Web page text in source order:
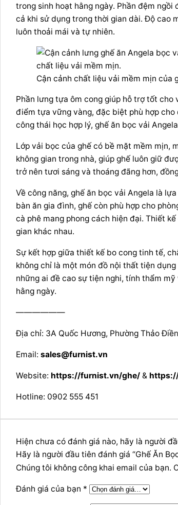
trong sinh hoạt hằng ngày. Phần đệm
cả khi sử dụng trong thời gian dài. Độ cao
luôn thoải mái và tự nhiên.
Cận cảnh chất liệu vải mềm mịn của
Phần lưng tựa ôm cong giúp hỗ trợ tốt cho
điểm tựa vững vàng, đặc biệt phù hợp
công thái học hợp lý, ghế ăn bọc vải
Lớp vải bọc của ghế có bề mặt mềm mịn,
không gian trong nhà, giúp ghế luôn giữ
trở nên tươi sáng và thoáng đãng hơn,
Về công năng, ghế ăn bọc vải Angela là
bàn ăn gia đình, ghế còn phù hợp cho
cà phê mang phong cách hiện đại. Thiết
gian khác nhau.
Sự kết hợp giữa thiết kế bo cong tinh tế,
không chỉ là một món đồ nội thất tiện
những ai đề cao sự tiện nghi, tính thẩm
hằng ngày.
——————
Địa chỉ: 3A Quốc Hương, Phường Thảo
Email: sales@furnist.vn
Website: https://furnist.vn/ghe/ &
Hotline: 0902 555 451
Hiện chưa có đánh giá nào, hãy là người
Hãy là người đầu tiên đánh giá “Ghế Ăn
Chúng tôi không công khai email của
Đánh giá của bạn *